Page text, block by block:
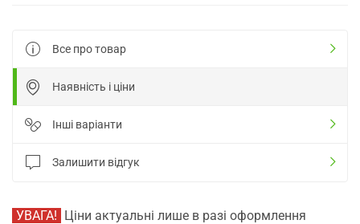
Все про товар
Наявність і ціни
Інші варіанти
Залишити відгук
УВАГА! Ціни актуальні лише в разі оформлення